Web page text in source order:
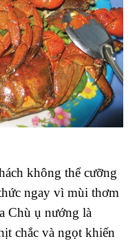
không thể cưỡng
ngay vì mùi thơm
Chù ụ nướng là
chắc và ngọt khiến